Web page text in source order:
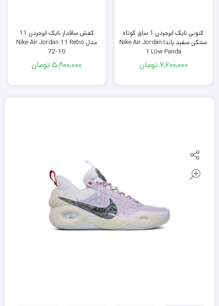
کتونی نایک ایرجردن 1 ساق کوتاه
مشکی سفید پاندا Nike Air Jordan
1 Low Panda
6,600,000 تومان
کفش ساقدار نایک ایرجردن 11
مدل Nike Air Jordan 11 Retro
72-10
5,800,000تومان